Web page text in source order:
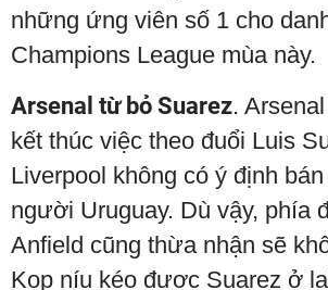
những ứng viên số 1 cho
Champions League mùa này.
Arsenal từ bỏ Suarez.
kết thúc việc theo đuổi Luis
Liverpool không có ý định
người Uruguay. Dù vậy, phía
Anfield cũng thừa nhận sẽ
Kop níu kéo được Suarez ở